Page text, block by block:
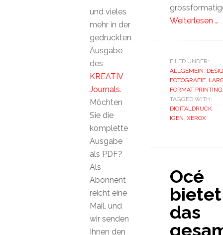
Weiterlesen …
FILED UNDER:
ALLGEMEIN,
FOTOGRAFIE,
FORMAT PRINTING
TAGGED WITH:
DIGITALDRUCK,
IGEN, XEROX
Océ
bietet
das
und vieles
mehr in der
gedruckten
Ausgabe
des
KREATIV
Journals.
Möchten
Sie die
komplette
Ausgabe
als PDF?
Als
Abonnent
reicht eine
Mail, und
wir senden
Ihnen den